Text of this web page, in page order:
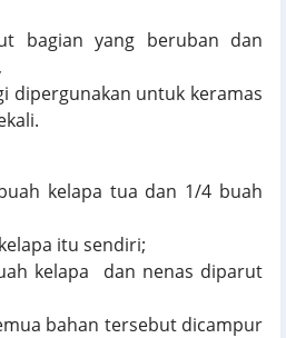
yang beruban dan
dipergunakan untuk keramas
kelapa tua dan 1/4 buah
itu sendiri;
kelapa dan nenas diparut
bahan tersebut dicampur